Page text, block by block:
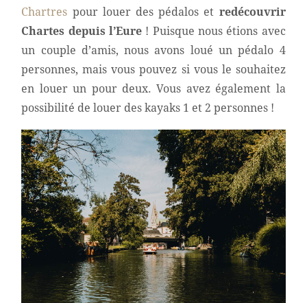
Chartres pour louer des pédalos et redécouvrir
Chartes depuis l’Eure ! Puisque nous étions avec
un couple d’amis, nous avons loué un pédalo 4
personnes, mais vous pouvez si vous le souhaitez
en louer un pour deux. Vous avez également la
possibilité de louer des kayaks 1 et 2 personnes !